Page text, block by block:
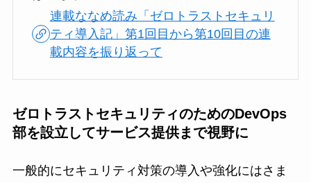
連載ななめ読み「ゼロトラストセキュリ
ティ導入記」第1回目から第10回目の連
載内容を振り返って
ゼロトラストセキュリティのためのDevOps
部を設立してサービス提供まで視野に
一般的にセキュリティ対策の導入や強化にはさま